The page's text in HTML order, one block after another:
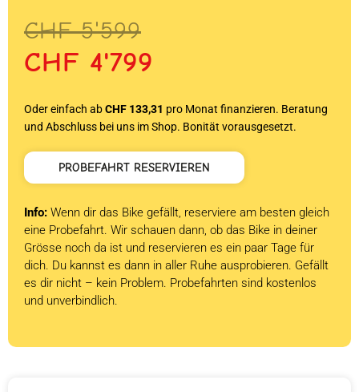
CHF5'599
Ursprünglicher
Preis
war:
CHF 5'599
CHF 4'799
Aktueller
Preis
ist:
CHF 4'799.
Oder einfach abCHF 133,31 pro Monat finanzieren. Beratung
und Abschluss bei uns im Shop. Bonität vorausgesetzt.
PROBEFAHRT RESERVIEREN
Info: Wenn dir das Bike gefällt, reserviere am besten gleich
eine Probefahrt. Wir schauen dann, ob das Bike in deiner
Grösse noch da ist und reservieren es ein paar Tage für
dich. Du kannst es dann in aller Ruhe ausprobieren. Gefällt
es dir nicht – kein Problem. Probefahrten sind kostenlos
und unverbindlich.